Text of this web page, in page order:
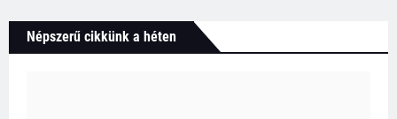
Népszerű cikkünk a héten